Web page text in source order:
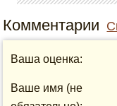
Комментарии
Ваша оценка:
Ваше имя (не